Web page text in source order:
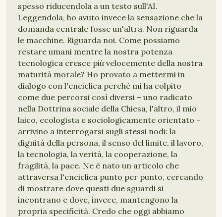
spesso riducendola a un testo sull'AI.
Leggendola, ho avuto invece la sensazione che la
domanda centrale fosse un'altra. Non riguarda
le macchine. Riguarda noi. Come possiamo
restare umani mentre la nostra potenza
tecnologica cresce più velocemente della nostra
maturità morale? Ho provato a mettermi in
dialogo con l'enciclica perché mi ha colpito
come due percorsi così diversi – uno radicato
nella Dottrina sociale della Chiesa, l'altro, il mio
laico, ecologista e sociologicamente orientato –
arrivino a interrogarsi sugli stessi nodi: la
dignità della persona, il senso del limite, il lavoro,
la tecnologia, la verità, la cooperazione, la
fragilità, la pace. Ne è nato un articolo che
attraversa l'enciclica punto per punto, cercando
di mostrare dove questi due sguardi si
incontrano e dove, invece, mantengono la
propria specificità. Credo che oggi abbiamo